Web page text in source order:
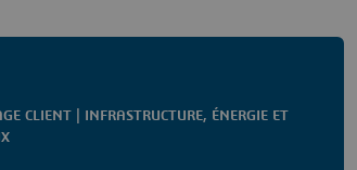
CLIENT | INFRASTRUCTURE, ÉNERGIE ET